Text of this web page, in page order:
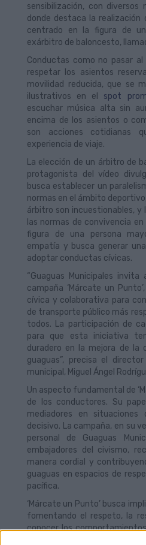
sensibilización, con
donde destaca la realización
centrado en la figura de
exárbitro de baloncesto,
Conductas como no pasar
respetar los asientos
movilidad reducida, que se
ilustrativos en el
spot
escuchar música alta sin
encima de los asientos o
son acciones cotidianas
experiencia de viaje.
La elección de un árbitro de
protagonista del vídeo
busca establecer un
normas en el ámbito
árbitro son incuestionables,
las normas de convivencia
figura de una persona
empatía y busca generar
adoptar conductas cívicas.
“Guaguas Municipales
campaña ‘Márcate un
cívica y colaborativa para
de transporte público más
todos. La participación de
para que esta iniciativa
duradero en la mejora de la
guaguas”, precisa el
municipal, Miguel Ángel
Un aspecto fundamental de
de los conductores. Su
mediadores en
decisivo. La campaña, en su
personal de Guaguas
embajadores del civismo,
manera cordial y
guaguas en espacios de
pacífica.
‘Márcate un Punto’ busca
fomentando el respeto, la
conocer los